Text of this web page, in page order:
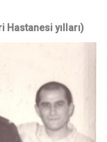
Hastanesi yılları)